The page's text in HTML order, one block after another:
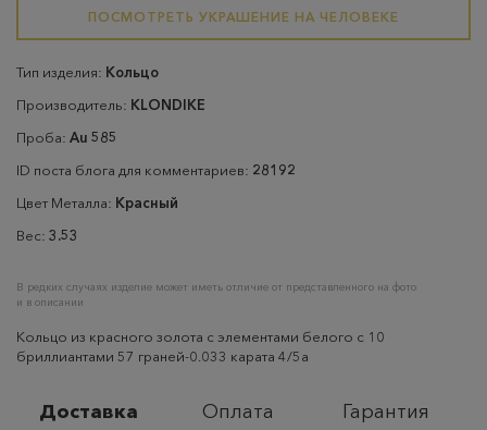
ПОСМОТРЕТЬ УКРАШЕНИЕ НА ЧЕЛОВЕКЕ
Тип изделия: Кольцо
Производитель: KLONDIKE
Проба: Au 585
ID поста блога для комментариев: 28192
Цвет Металла: Красный
Вес: 3.53
В редких случаях изделие может иметь отличие от представленного на фото
и в описании
Кольцо из красного золота с элементами белого с 10
бриллиантами 57 граней-0.033 карата 4/5а
Доставка Оплата Гарантия